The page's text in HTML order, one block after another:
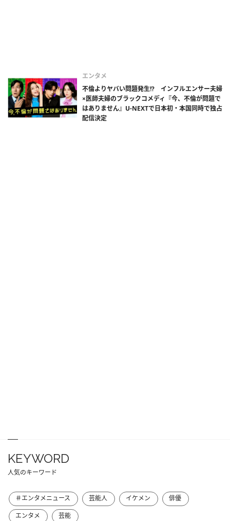
エンタメ
不倫よりヤバい問題発生!? インフルエンサー夫婦
×医師夫婦のブラックコメディ『今、不倫が問題で
はありません』U-NEXTで日本初・本国同時で独占
配信決定
KEYWORD
人気のキーワード
＃エンタメニュース 芸能人 イケメン
俳優
エンタメ
芸能